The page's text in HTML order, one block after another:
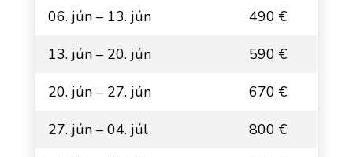
06. jún – 13. jún
490 €
13. jún – 20. jún
590 €
20. jún – 27. jún
670 €
27. jún – 04. júl
800 €